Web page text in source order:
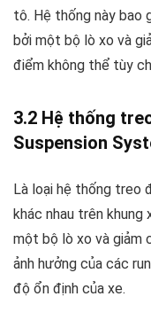
tô. Hệ thống này
bởi một bộ lò xo và
điểm không thể tùy
3.2 Hệ thống
Suspension
Là loại hệ thống treo
khác nhau trên
một bộ lò xo và giảm
ảnh hưởng của các
độ ổn định của xe.